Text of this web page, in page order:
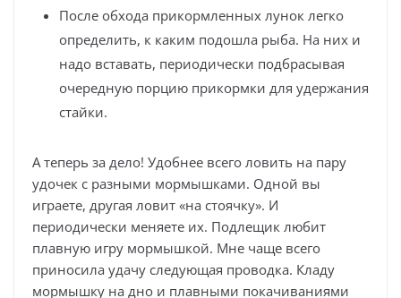
После обхода прикормленных лунок легко
определить, к каким подошла рыба. На них и
надо вставать, периодически подбрасывая
очередную порцию прикормки для удержания
стайки.
А теперь за дело! Удобнее всего ловить на пару
удочек с разными мормышками. Одной вы
играете, другая ловит «на стоячку». И
периодически меняете их. Подлещик любит
плавную игру мормышкой. Мне чаще всего
приносила удачу следующая проводка. Кладу
мормышку на дно и плавными покачиваниями